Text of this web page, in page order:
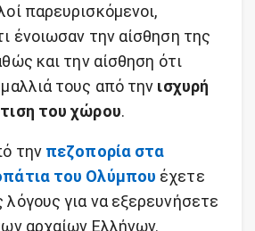
παρευρισκόμενοι,
ένοιωσαν την αίσθηση της
και την αίσθηση ότι
τους από την ισχυρή
του χώρου.
την πεζοπορία στα
του Ολύμπου έχετε
για να εξερευνήσετε
αρχαίων Ελλήνων.